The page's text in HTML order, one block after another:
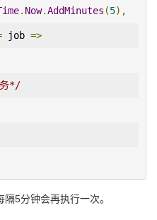
. Now.AddMinutes (5),
job =>
务*/
5分钟会再执行一次。